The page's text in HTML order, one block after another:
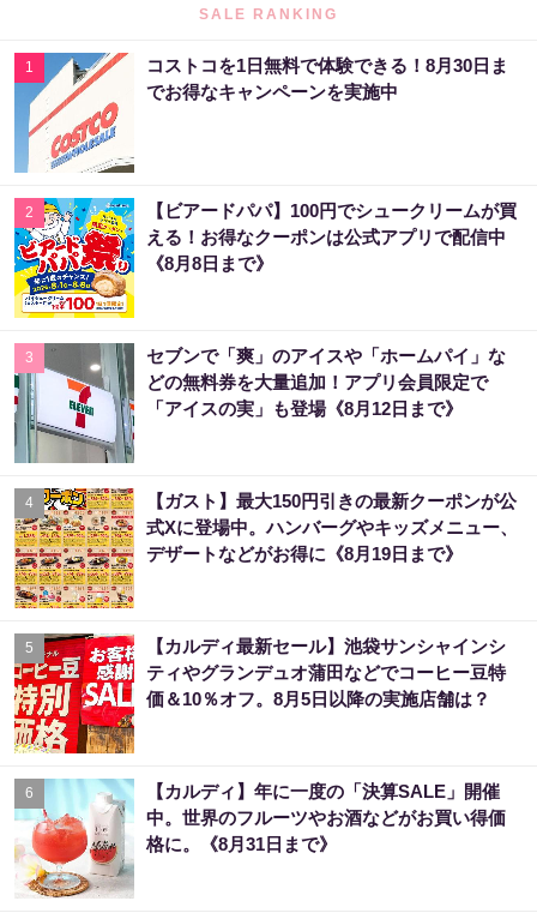
SALE RANKING
1
コストコを1日無料で体験できる！8月30日ま
でお得なキャンペーンを実施中
2
【ビアードパパ】100円でシュークリームが買
える！お得なクーポンは公式アプリで配信中
《8月8日まで》
3
セブンで「爽」のアイスや「ホームパイ」な
どの無料券を大量追加！アプリ会員限定で
「アイスの実」も登場《8月12日まで》
4
【ガスト】最大150円引きの最新クーポンが公
式Xに登場中。ハンバーグやキッズメニュー、
デザートなどがお得に《8月19日まで》
5
【カルディ最新セール】池袋サンシャインシ
ティやグランデュオ蒲田などでコーヒー豆特
価＆10％オフ。8月5日以降の実施店舗は？
6
【カルディ】年に一度の「決算SALE」開催
中。世界のフルーツやお酒などがお買い得価
格に。《8月31日まで》